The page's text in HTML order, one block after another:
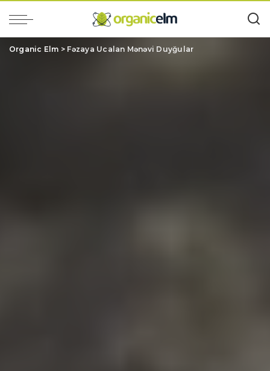
Organic Elm > Fəzaya Ucalan Mənəvi Duyğular